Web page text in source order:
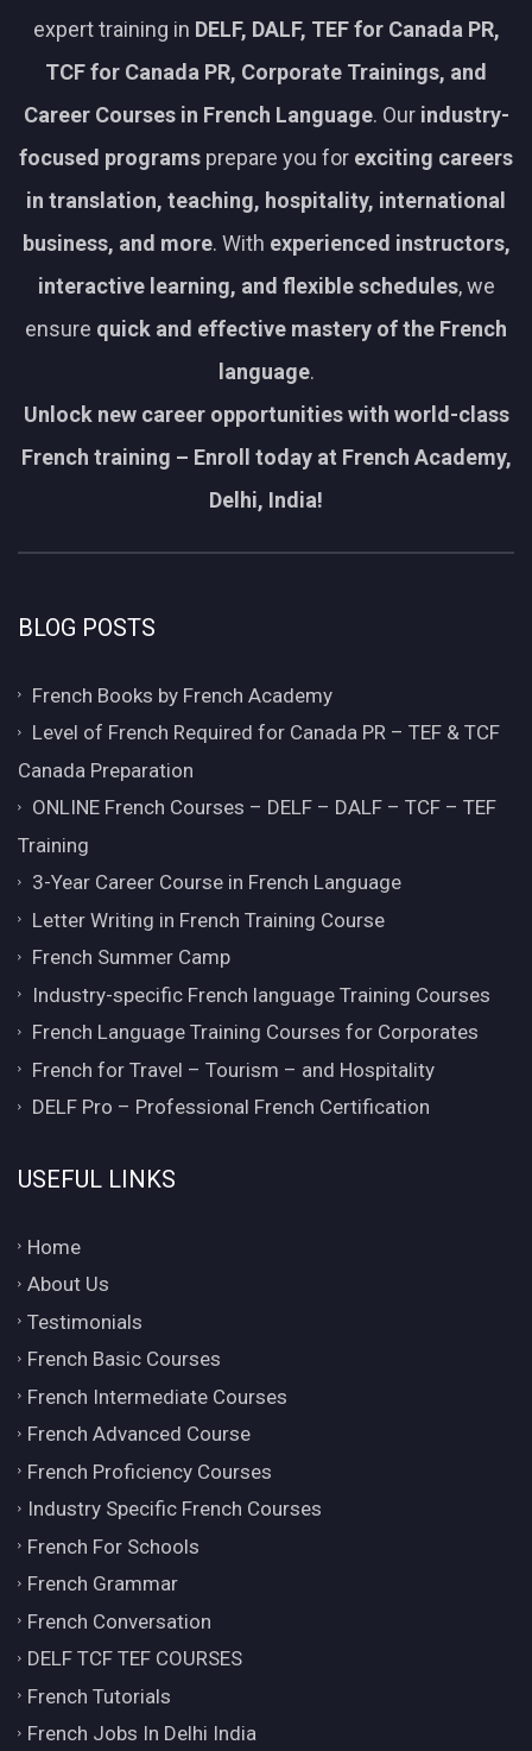
expert training in DELF, DALF, TEF for Canada PR,
TCF for Canada PR, Corporate Trainings, and
Career Courses in French Language. Our industry-
focused programs prepare you for exciting careers
in translation, teaching, hospitality, international
business, and more. With experienced instructors,
interactive learning, and flexible schedules, we
ensure quick and effective mastery of the French
language.
Unlock new career opportunities with world-class
French training – Enroll today at French Academy,
Delhi, India!
BLOG POSTS
French Books by French Academy
Level of French Required for Canada PR – TEF & TCF
Canada Preparation
ONLINE French Courses – DELF – DALF – TCF – TEF
Training
3-Year Career Course in French Language
Letter Writing in French Training Course
French Summer Camp
Industry-specific French language Training Courses
French Language Training Courses for Corporates
French for Travel – Tourism – and Hospitality
DELF Pro – Professional French Certification
USEFUL LINKS
Home
About Us
Testimonials
French Basic Courses
French Intermediate Courses
French Advanced Course
French Proficiency Courses
Industry Specific French Courses
French For Schools
French Grammar
French Conversation
DELF TCF TEF COURSES
French Tutorials
French Jobs In Delhi India